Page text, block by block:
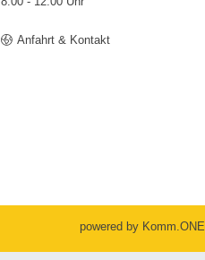
Anfahrt & Kontakt
powered by Komm.ONE